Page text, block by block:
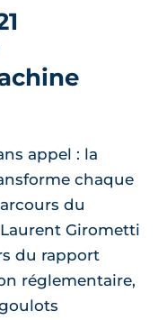
appel : la
chaque
du
Girometti
du rapport
réglementaire,